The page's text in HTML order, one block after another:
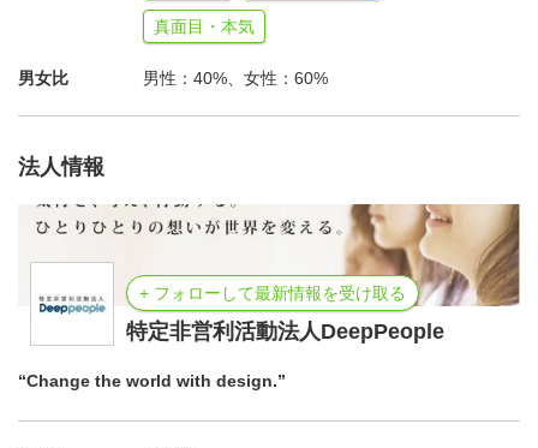
真面目・本気
男女比 男性：40%、女性：60%
法人情報
+ フォローして最新情報を受け取る
特定非営利活動法人DeepPeople
“Change the world with design.”